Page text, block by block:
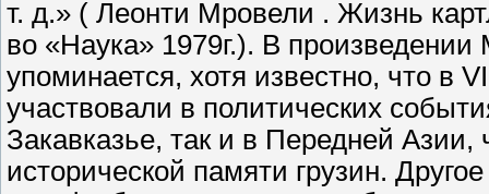
т. д.» ( Леонти Мровели . Жизнь
во «Наука» 1979г.). В
упоминается, хотя известно, что в
участвовали в политических
Закавказье, так и в Передней Азии,
исторической памяти грузин.